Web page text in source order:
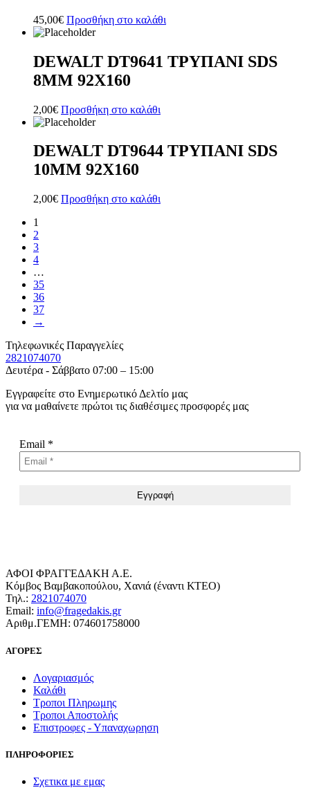
45,00€ Προσθήκη στο καλάθι
DEWALT DT9641 ΤΡΥΠΑΝΙ SDS
8ΜΜ 92Χ160
2,00€ Προσθήκη στο καλάθι
DEWALT DT9644 ΤΡΥΠΑΝΙ SDS
10MM 92X160
2,00€ Προσθήκη στο καλάθι
1
2
3
4
…
35
36
37
→
Τηλεφωνικές Παραγγελίες
2821074070
Δευτέρα - Σάββατο 07:00 – 15:00
Εγγραφείτε στο Ενημερωτικό Δελτίο μας
για να μαθαίνετε πρώτοι τις διαθέσιμες προσφορές μας
Email *
ΑΦΟΙ ΦΡΑΓΓΕΔΑΚΗ Α.Ε.
Κόμβος Βαμβακοπούλου, Χανιά (έναντι ΚΤΕΟ)
Τηλ.: 2821074070
Email: info@fragedakis.gr
Αριθμ.ΓΕΜΗ: 074601758000
ΑΓΟΡΕΣ
Λογαριασμός
Καλάθι
Τροποι Πληρωμης
Τροποι Αποστολής
Επιστροφες - Υπαναχωρηση
ΠΛΗΡΟΦΟΡΙΕΣ
Σχετικα με εμας